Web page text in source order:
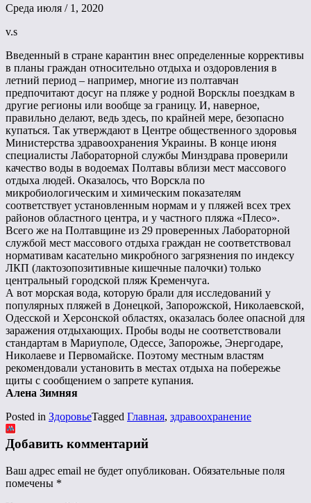
Среда июля / 1, 2020
v.s
Введенный в стране карантин внес определенные коррективы
в планы граждан относительно отдыха и оздоровления в
летний период – например, многие из полтавчан
предпочитают досуг на пляже у родной Ворсклы поездкам в
другие регионы или вообще за границу. И, наверное,
правильно делают, ведь здесь, по крайней мере, безопасно
купаться. Так утверждают в Центре общественного здоровья
Министерства здравоохранения Украины. В конце июня
специалисты Лабораторной службы Минздрава проверили
качество воды в водоемах Полтавы вблизи мест массового
отдыха людей. Оказалось, что Ворскла по
микробиологическим и химическим показателям
соответствует установленным нормам и у пляжей всех трех
районов областного центра, и у частного пляжа «Плесо».
Всего же на Полтавщине из 29 проверенных Лабораторной
службой мест массового отдыха граждан не соответствовал
нормативам касательно микробного загрязнения по индексу
ЛКП (лактозопозитивные кишечные палочки) только
центральный городской пляж Кременчуга.
А вот морская вода, которую брали для исследований у
популярных пляжей в Донецкой, Запорожской, Николаевской,
Одесской и Херсонской областях, оказалась более опасной для
заражения отдыхающих. Пробы воды не соответствовали
стандартам в Мариуполе, Одессе, Запорожье, Энергодаре,
Николаеве и Первомайске. Поэтому местным властям
рекомендовали установить в местах отдыха на побережье
щиты с сообщением о запрете купания.
Алена Зимняя
Posted in ЗдоровьеTagged Главная, здравоохранение
Добавить комментарий
Ваш адрес email не будет опубликован. Обязательные поля
помечены *